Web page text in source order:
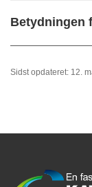
Betydningen
Sidst opdateret: 12.